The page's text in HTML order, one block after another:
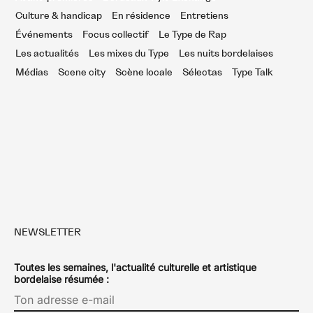
Culture & handicap
En résidence
Entretiens
Événements
Focus collectif
Le Type de Rap
Les actualités
Les mixes du Type
Les nuits bordelaises
Médias
Scene city Scène locale Sélectas Type Talk
NEWSLETTER
Toutes les semaines, l'actualité culturelle et artistique
bordelaise résumée :